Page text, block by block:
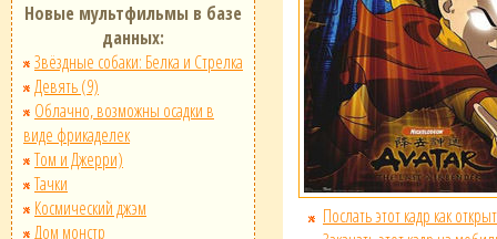
Новые мультфильмы в базе
данных:
Звёздные собаки: Белка и Стрелка
Девять (9)
Облачно, возможны осадки в
виде фрикаделек
Том и Джерри)
Тачки
Космический джэм
Дом монстр
Послать этот кадр как